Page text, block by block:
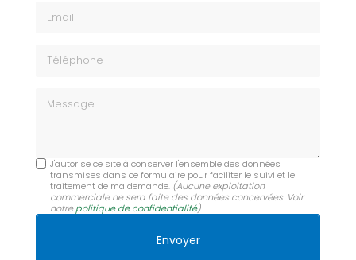
J'autorise ce site à conserver l'ensemble des données
transmises dans ce formulaire pour faciliter le suivi et le
traitement de ma demande. (Aucune exploitation
commerciale ne sera faite des données concervées. Voir
notrepolitique de confidentialité)